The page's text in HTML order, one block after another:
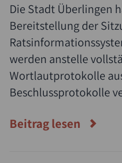
Die Stadt Überlingen
Bereitstellung der
werden anstelle
Wortlautprotokolle
Beschlussprotokolle
Beitrag lesen